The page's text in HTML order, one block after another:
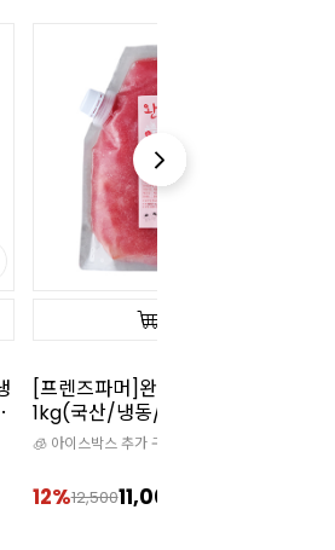
냉동블루베리(1kg)
🧊 아이스박스 추가 구매 필수
16%9,5007,990원